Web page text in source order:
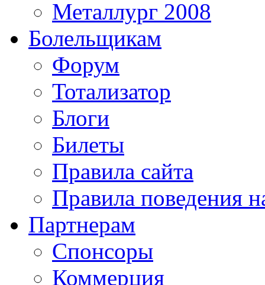
Металлург 2008
Болельщикам
Форум
Тотализатор
Блоги
Билеты
Правила сайта
Правила поведения
Партнерам
Спонсоры
Коммерция